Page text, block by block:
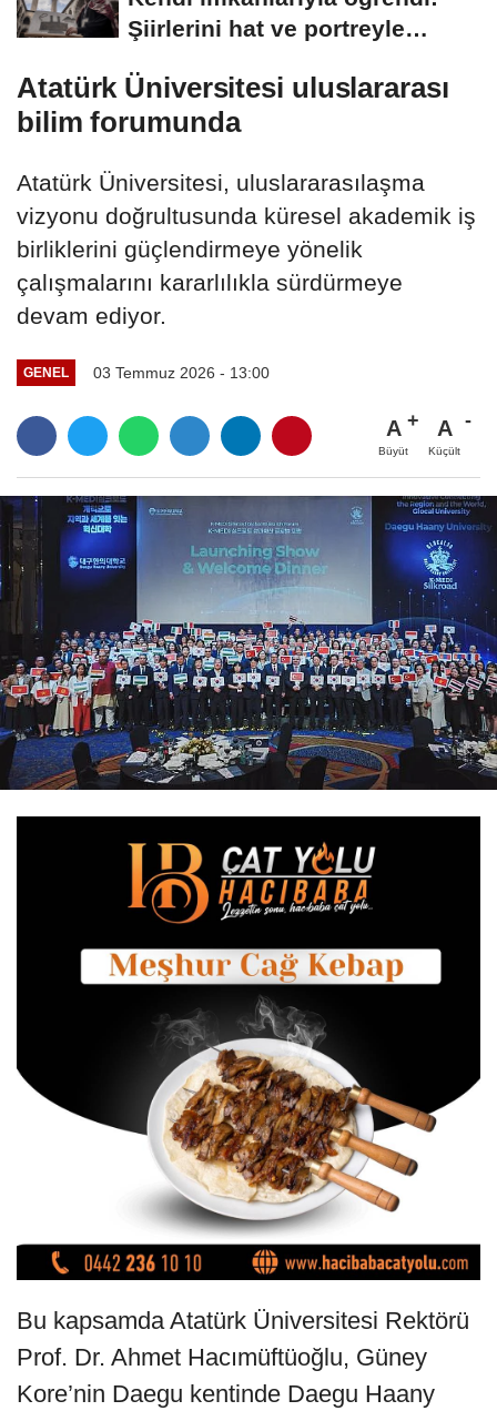
Şiirlerini hat ve portreyle
Atatürk Üniversitesi uluslararası
bilim forumunda
Atatürk Üniversitesi, uluslararasılaşma
vizyonu doğrultusunda küresel akademik iş
birliklerini güçlendirmeye yönelik
çalışmalarını kararlılıkla sürdürmeye
devam ediyor.
GENEL 03 Temmuz 2026 - 13:00
A
Büyüt
A
Küçült
Bu kapsamda Atatürk Üniversitesi Rektörü
Prof. Dr. Ahmet Hacımüftüoğlu, Güney
Kore’nin Daegu kentinde Daegu Haany